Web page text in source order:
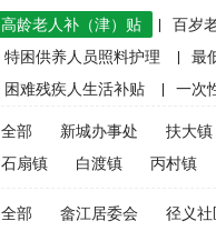
高龄老人补（津）贴 | 百岁
特困供养人员照料护理 | 最
困难残疾人生活补贴 | 一次
建档立卡家庭经济困难学生精
中央财政水稻、玉米、小麦良
农资综合直补及种粮直补（
全部 新城办事处 扶大镇
石扇镇
白渡镇 丙村镇
全部 畲江居委会 径义